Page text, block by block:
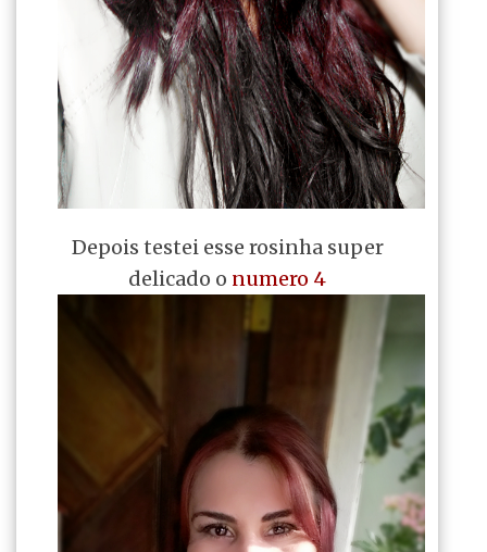
Depois testei esse rosinha super
delicado o numero 4